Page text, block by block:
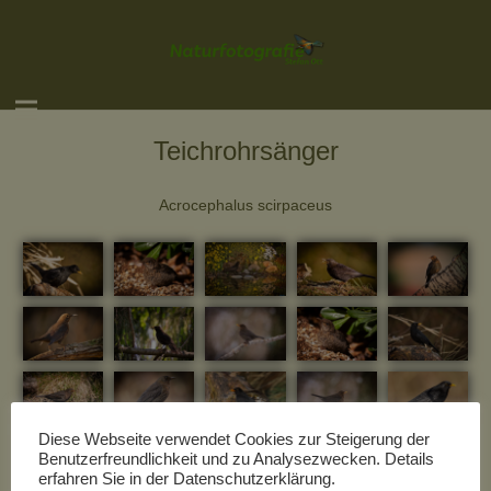
Teichrohrsänger
Acrocephalus scirpaceus
Diese Webseite verwendet Cookies zur Steigerung der
Benutzerfreundlichkeit und zu Analysezwecken. Details
erfahren Sie in der Datenschutzerklärung.